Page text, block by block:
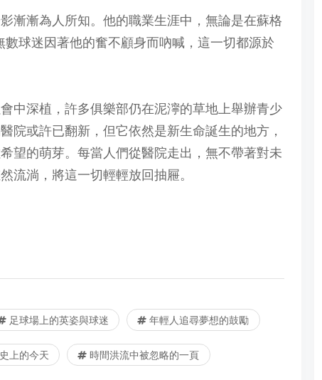
漸漸為人所知。他的職業生涯中，無論是在蘇格
球迷因著他的奮不顧身而吶喊，這一切都源於
中深植，許多俱樂部仍在泥濘的草地上舉辦青少
院或許已翻新，但它依然是新生命誕生的地方，
望的萌芽。每當人們從醫院走出，無不帶著對未
流淌，將這一切輕輕放回抽屜。
足球場上的英姿與球迷 年輕人追尋夢想的鼓勵
上的今天 時間洪流中被忽略的一頁